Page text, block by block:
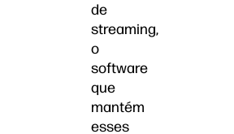
de
streaming,
o
software
que
mantém
esses